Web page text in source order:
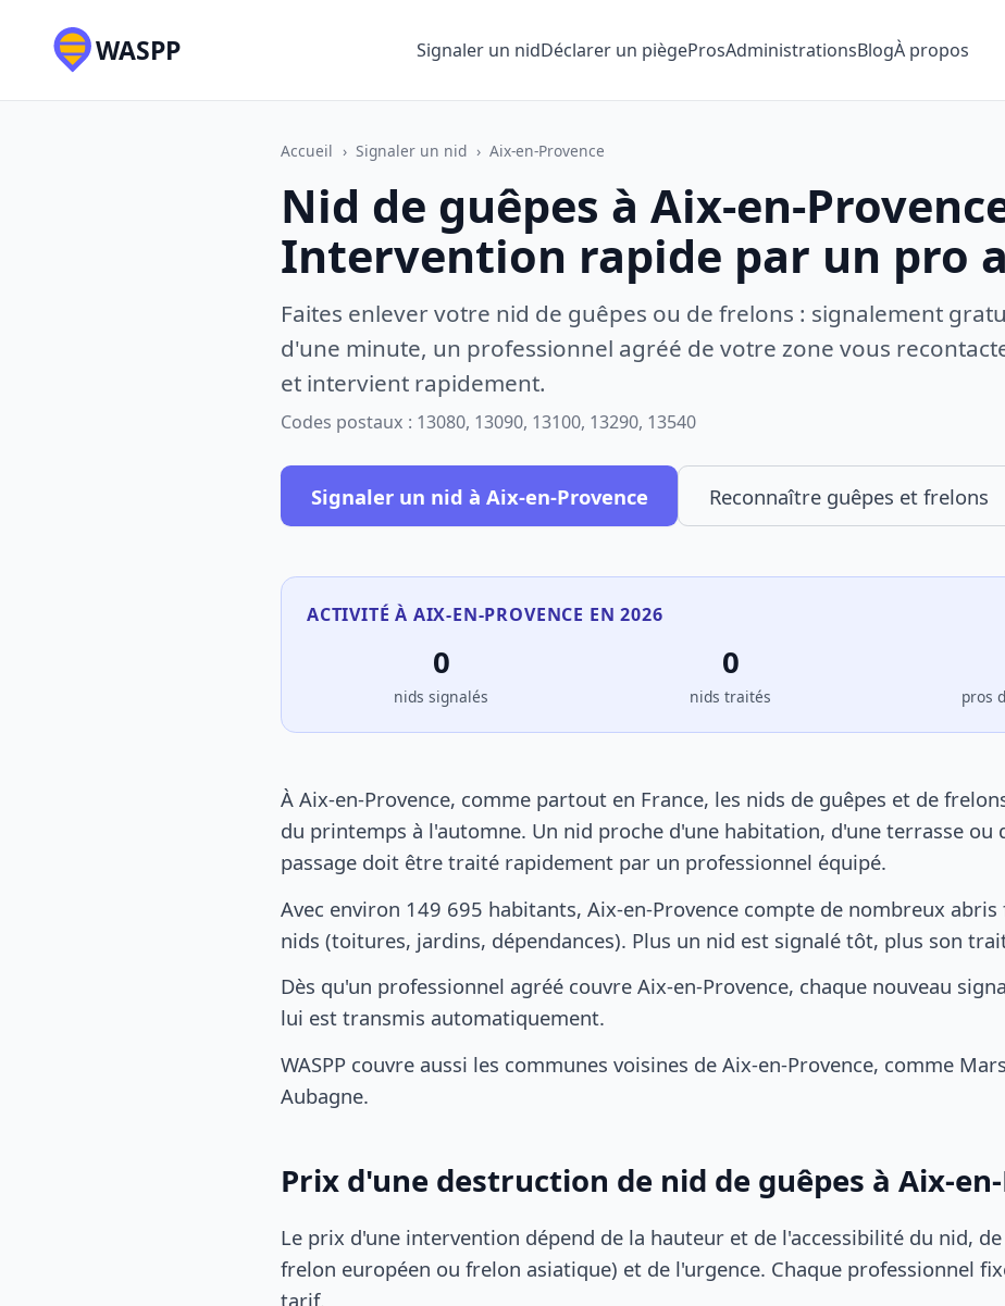
WASPP Signaler un nidDéclarer un piègeProsAdministrationsBlogÀ propos
Accueil › Signaler un nid › Aix-en-Provence
Nid de guêpes à Aix-en-
Intervention rapide par un pro
Faites enlever votre nid de guêpes ou de frelons : signalement
d'une minute, un professionnel agréé de votre zone vous
et intervient rapidement.
Codes postaux : 13080, 13090, 13100, 13290, 13540
Signaler un nid à Aix-en-Provence Reconnaître guêpes et frelons
ACTIVITÉ À AIX-EN-PROVENCE EN 2026
0
nids signalés
0
nids traités pros
À Aix-en-Provence, comme partout en France, les nids de guêpes et de
du printemps à l'automne. Un nid proche d'une habitation, d'une terrasse ou
passage doit être traité rapidement par un professionnel équipé.
Avec environ 149 695 habitants, Aix-en-Provence compte de nombreux abris
nids (toitures, jardins, dépendances). Plus un nid est signalé tôt, plus son
Dès qu'un professionnel agréé couvre Aix-en-Provence, chaque nouveau
lui est transmis automatiquement.
WASPP couvre aussi les communes voisines de Aix-en-Provence, comme
Aubagne.
Prix d'une destruction de nid de guêpes à Aix-
Le prix d'une intervention dépend de la hauteur et de l'accessibilité du nid, de
frelon européen ou frelon asiatique) et de l'urgence. Chaque professionnel
tarif.